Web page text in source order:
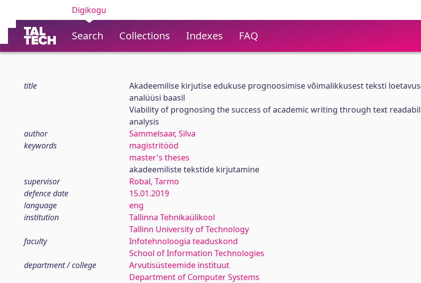
Digikogu
Search Collections Indexes FAQ
title
Akadeemilise kirjutise edukuse prognoosimise võimalikkusest teksti
analüüsi baasil
Viability of prognosing the success of academic writing through text
analysis
author
Sammelsaar, Silva
keywords
magistritööd
master's theses
akadeemiliste tekstide kirjutamine
supervisor
Robal, Tarmo
defence date
15.01.2019
language
eng
institution
Tallinna Tehnikaülikool
Tallinn University of Technology
faculty
Infotehnoloogia teaduskond
School of Information Technologies
department / college
Arvutisüsteemide instituut
Department of Computer Systems